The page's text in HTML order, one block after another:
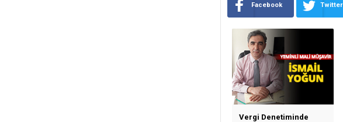
Facebook Twitter
Vergi Denetiminde